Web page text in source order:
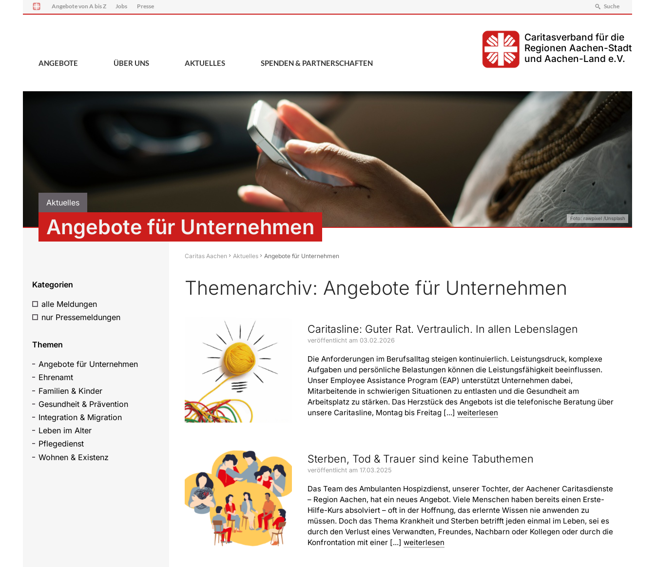
Angebote von A bis Z Jobs Presse Suche
Caritasverband für die
Regionen Aachen-Stadt
und Aachen-Land e.V.
ANGEBOTE ÜBER UNS AKTUELLES SPENDEN & PARTNERSCHAFTEN
Aktuelles
Angebote für Unternehmen Foto: rawpixel /Unsplash
Kategorien
alle Meldungen
nur Pressemeldungen
Themen
Angebote für Unternehmen
Ehrenamt
Familien & Kinder
Gesundheit & Prävention
Integration & Migration
Leben im Alter
Pflegedienst
Wohnen & Existenz
Caritas Aachen Aktuelles Angebote für Unternehmen
Themenarchiv: Angebote für Unternehmen
Caritasline: Guter Rat. Vertraulich. In allen Lebenslagen
veröffentlicht am 03.02.2026
Die Anforderungen im Berufsalltag steigen kontinuierlich. Leistungsdruck, komplexe
Aufgaben und persönliche Belastungen können die Leistungsfähigkeit beeinflussen.
Unser Employee Assistance Program (EAP) unterstützt Unternehmen dabei,
Mitarbeitende in schwierigen Situationen zu entlasten und die Gesundheit am
Arbeitsplatz zu stärken. Das Herzstück des Angebots ist die telefonische Beratung über
unsere Caritasline, Montag bis Freitag [...] weiterlesen
Sterben, Tod & Trauer sind keine Tabuthemen
veröffentlicht am 17.03.2025
Das Team des Ambulanten Hospizdienst, unserer Tochter, der Aachener Caritasdienste
– Region Aachen, hat ein neues Angebot. Viele Menschen haben bereits einen Erste-
Hilfe-Kurs absolviert – oft in der Hoffnung, das erlernte Wissen nie anwenden zu
müssen. Doch das Thema Krankheit und Sterben betrifft jeden einmal im Leben, sei es
durch den Verlust eines Verwandten, Freundes, Nachbarn oder Kollegen oder durch die
Konfrontation mit einer [...] weiterlesen